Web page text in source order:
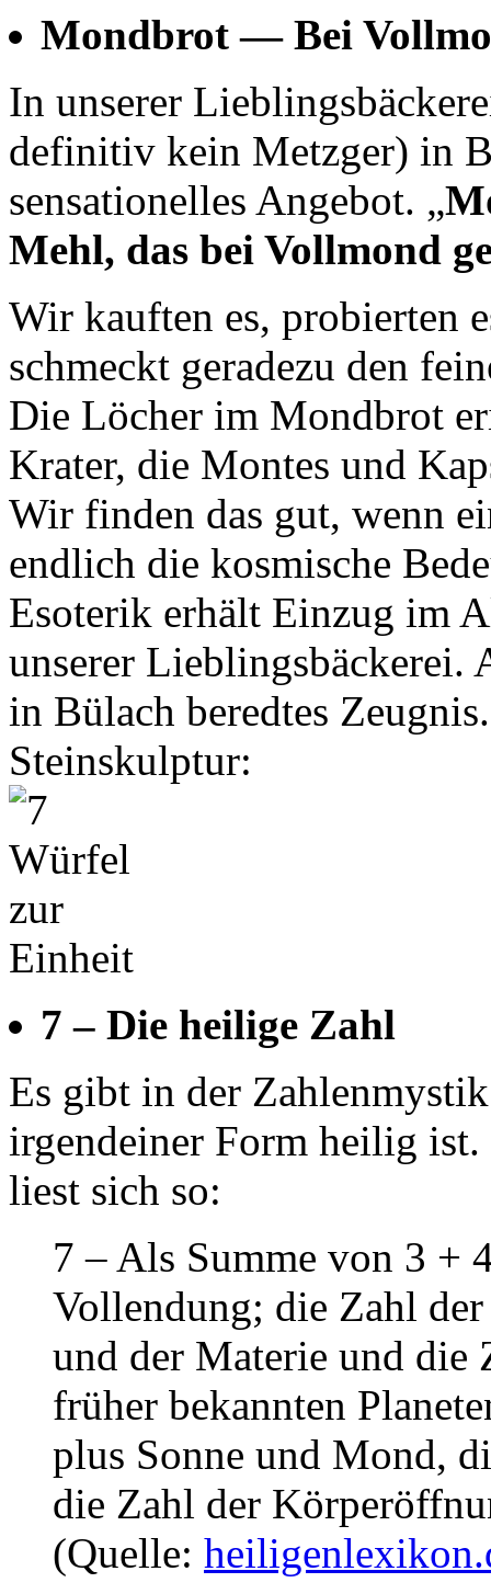
Mondbrot — Bei
In unserer
definitiv kein Metzger) in
sensationelles Angebot. „
Mehl, das bei Vollmond
Wir kauften es, probierten
schmeckt geradezu den
Die Löcher im Mondbrot
Krater, die Montes und
Wir finden das gut, wenn
endlich die kosmische
Esoterik erhält Einzug im
unserer Lieblingsbäckerei.
in Bülach beredtes
Steinskulptur:
7 – Die heilige Zahl
Es gibt in der
irgendeiner Form heilig
liest sich so:
7 – Als Summe von 3 +
Vollendung; die Zahl
und der Materie und die
früher bekannten
plus Sonne und Mond,
die Zahl der
(Quelle: